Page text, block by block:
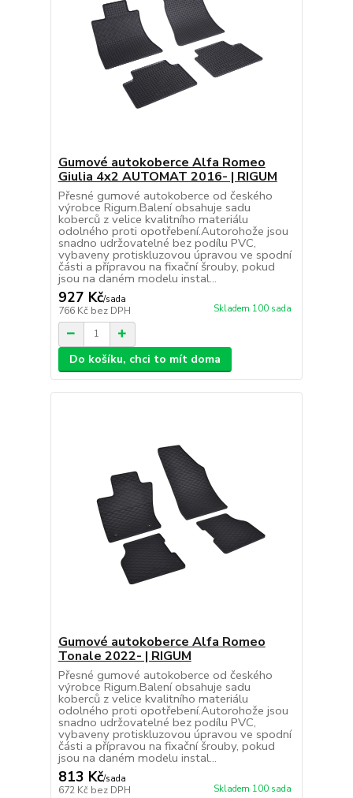
Gumové autokoberce Alfa Romeo
Giulia 4x2 AUTOMAT 2016- | RIGUM
Přesné gumové autokoberce od českého
výrobce Rigum.Balení obsahuje sadu
koberců z velice kvalitního materiálu
odolného proti opotřebení.Autorohože jsou
snadno udržovatelné bez podílu PVC,
vybaveny protiskluzovou úpravou ve spodní
části a přípravou na fixační šrouby, pokud
jsou na daném modelu instal...
927 Kč/sada
766 Kč bez DPH Skladem 100 sada
Do košíku, chci to mít doma
Gumové autokoberce Alfa Romeo
Tonale 2022- | RIGUM
Přesné gumové autokoberce od českého
výrobce Rigum.Balení obsahuje sadu
koberců z velice kvalitního materiálu
odolného proti opotřebení.Autorohože jsou
snadno udržovatelné bez podílu PVC,
vybaveny protiskluzovou úpravou ve spodní
části a přípravou na fixační šrouby, pokud
jsou na daném modelu instal...
813 Kč/sada
672 Kč bez DPH Skladem 100 sada